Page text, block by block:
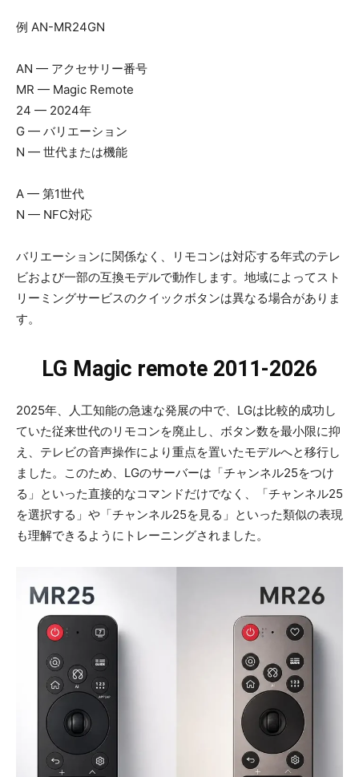
例 AN-MR24GN
AN — アクセサリー番号
MR — Magic Remote
24 — 2024年
G — バリエーション
N — 世代または機能
A — 第1世代
N — NFC対応
バリエーションに関係なく、リモコンは対応する年式のテレ
ビおよび一部の互換モデルで動作します。地域によってスト
リーミングサービスのクイックボタンは異なる場合がありま
す。
LG Magic remote 2011-2026
2025年、人工知能の急速な発展の中で、LGは比較的成功し
ていた従来世代のリモコンを廃止し、ボタン数を最小限に抑
え、テレビの音声操作により重点を置いたモデルへと移行し
ました。このため、LGのサーバーは「チャンネル25をつけ
る」といった直接的なコマンドだけでなく、「チャンネル25
を選択する」や「チャンネル25を見る」といった類似の表現
も理解できるようにトレーニングされました。